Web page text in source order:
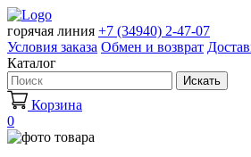
горячая линия +7 (34940) 2-47-07
Условия заказа Обмен и возврат
Каталог
Искать
Корзина
0